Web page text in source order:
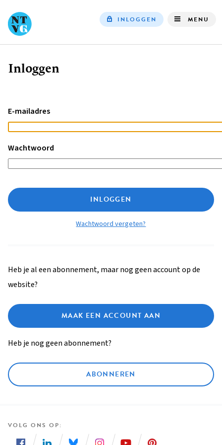
INLOGGEN MENU
Kruimelpad
Inloggen
E-mailadres
Wachtwoord
INLOGGEN
Wachtwoord vergeten?
Heb je al een abonnement, maar nog geen account op de
website?
MAAK EEN ACCOUNT AAN
Heb je nog geen abonnement?
ABONNEREN
VOLG ONS OP